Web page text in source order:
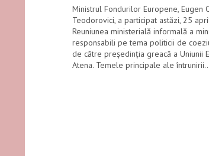
Ministrul Fondurilor Europene, Eugen
Teodorovici, a participat astăzi, 25
Reuniunea ministerială informală a
responsabili pe tema politicii de
de către preşedinţia greacă a Uniunii
Atena. Temele principale ale